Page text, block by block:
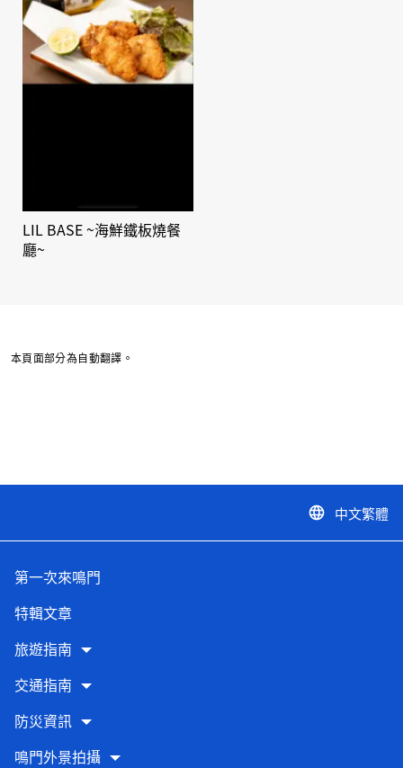
LIL BASE ~海鮮鐵板燒餐
廳~
本頁面部分為自動翻譯。
language 中文繁體
第一次來鳴門
特輯文章
旅遊指南
交通指南
防災資訊
鳴門外景拍攝